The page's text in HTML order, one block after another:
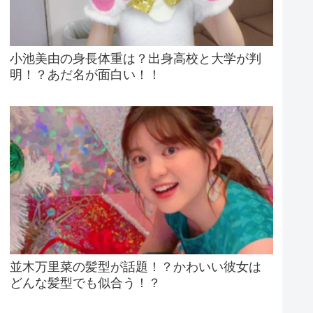
小池美由の身長体重は？出身高校と大学が判
明！？あだ名が面白い！！
並木万里菜の髪型が話題！？かわいい彼女は
どんな髪型でも似合う！？